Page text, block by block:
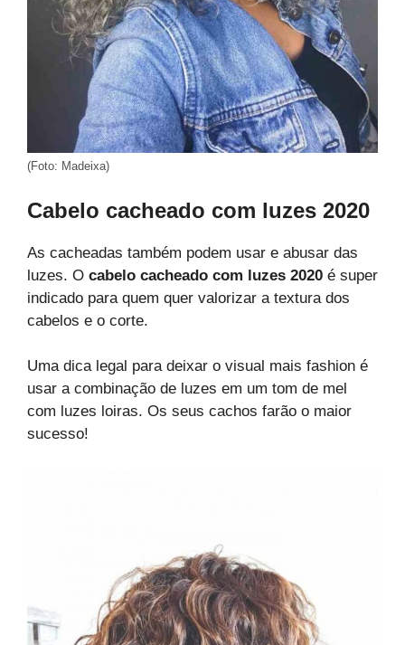
(Foto: Madeixa)
Cabelo cacheado com luzes 2020
As cacheadas também podem usar e abusar das
luzes. O cabelo cacheado com luzes 2020 é super
indicado para quem quer valorizar a textura dos
cabelos e o corte.
Uma dica legal para deixar o visual mais fashion é
usar a combinação de luzes em um tom de mel
com luzes loiras. Os seus cachos farão o maior
sucesso!